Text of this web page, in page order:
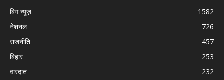
बिग न्यूज़
1582
नेशनल
726
राजनीति
457
बिहार
253
वारदात
232